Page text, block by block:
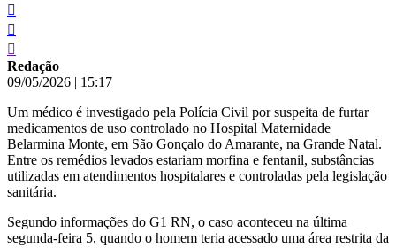
Redação
09/05/2026 | 15:17
Um médico é investigado pela Polícia Civil por suspeita de furtar
medicamentos de uso controlado no Hospital Maternidade
Belarmina Monte, em São Gonçalo do Amarante, na Grande Natal.
Entre os remédios levados estariam morfina e fentanil, substâncias
utilizadas em atendimentos hospitalares e controladas pela legislação
sanitária.
Segundo informações do G1 RN, o caso aconteceu na última
segunda-feira 5, quando o homem teria acessado uma área restrita da